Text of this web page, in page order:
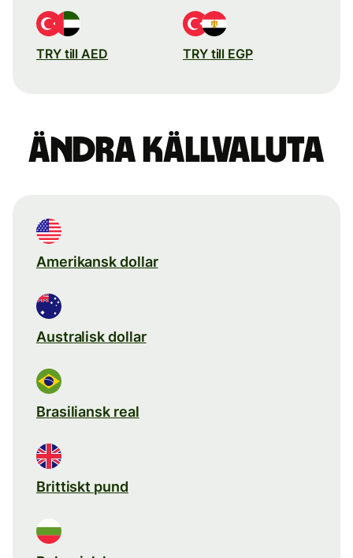
TRY till AED TRY till EGP
Ändra källvaluta
Amerikansk dollar
Australisk dollar
Brasiliansk real
Brittiskt pund